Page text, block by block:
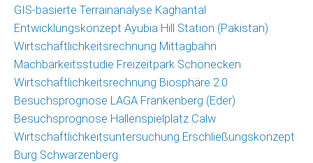
Christoph
Schrahe
Lukas
Melzer
Partnernetzwerk
Kunden
GIS-basierte Terrainanalyse Kaghantal
Entwicklungskonzept Ayubia Hill Station (Pakistan)
Wirtschaftlichkeitsrechnung Mittagbahn
Machbarkeitsstudie Freizeitpark Schönecken
Wirtschaftlichkeitsrechnung Biosphäre 2.0
Besuchsprognose LAGA Frankenberg (Eder)
Besuchsprognose Hallenspielplatz Calw
Wirtschaftlichkeitsuntersuchung Erschließungskonzept
Burg Schwarzenberg